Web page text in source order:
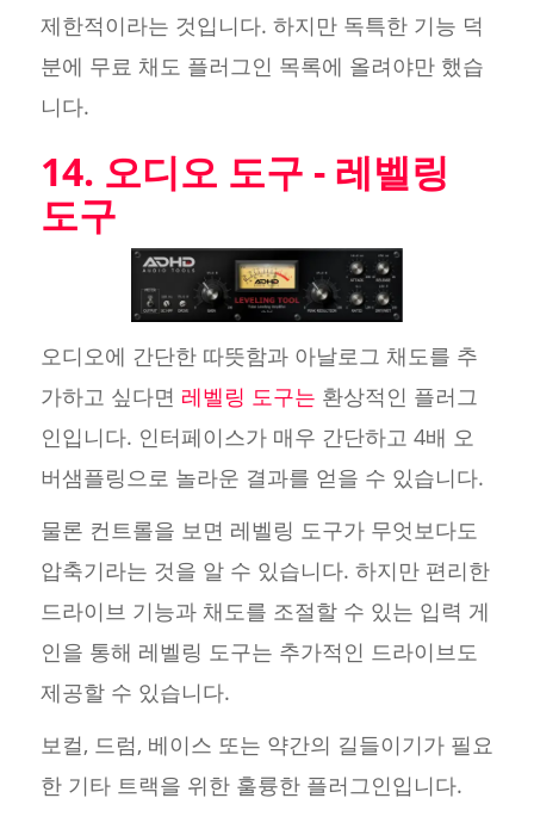
제한적이라는 것입니다. 하지만 독특한 기능 덕
분에 무료 채도 플러그인 목록에 올려야만 했습
니다.
14. 오디오 도구 - 레벨링
도구
오디오에 간단한 따뜻함과 아날로그 채도를 추
가하고 싶다면 레벨링 도구는 환상적인 플러그
인입니다. 인터페이스가 매우 간단하고 4배 오
버샘플링으로 놀라운 결과를 얻을 수 있습니다.
물론 컨트롤을 보면 레벨링 도구가 무엇보다도
압축기라는 것을 알 수 있습니다. 하지만 편리한
드라이브 기능과 채도를 조절할 수 있는 입력 게
인을 통해 레벨링 도구는 추가적인 드라이브도
제공할 수 있습니다.
보컬, 드럼, 베이스 또는 약간의 길들이기가 필요
한 기타 트랙을 위한 훌륭한 플러그인입니다.